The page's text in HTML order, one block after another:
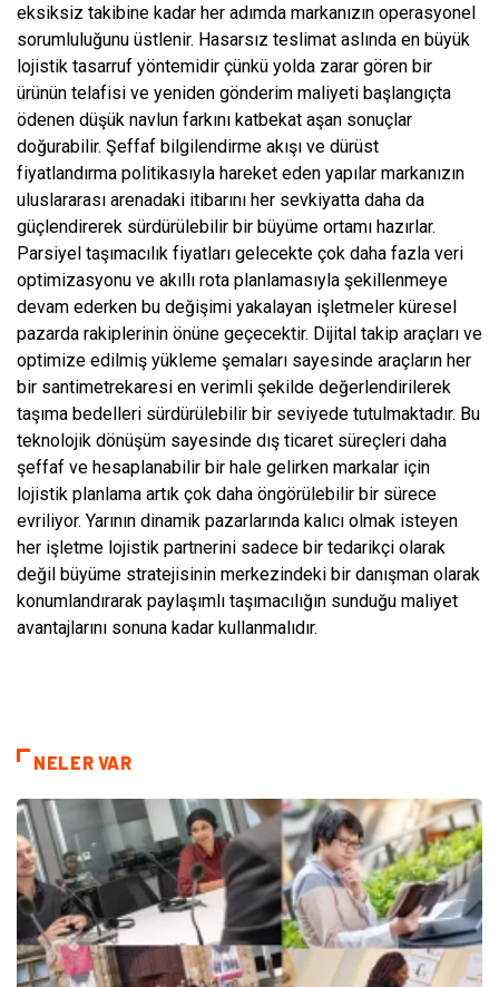
eksiksiz takibine kadar her adımda markanızın operasyonel
sorumluluğunu üstlenir. Hasarsız teslimat aslında en büyük
lojistik tasarruf yöntemidir çünkü yolda zarar gören bir
ürünün telafisi ve yeniden gönderim maliyeti başlangıçta
ödenen düşük navlun farkını katbekat aşan sonuçlar
doğurabilir. Şeffaf bilgilendirme akışı ve dürüst
fiyatlandırma politikasıyla hareket eden yapılar markanızın
uluslararası arenadaki itibarını her sevkiyatta daha da
güçlendirerek sürdürülebilir bir büyüme ortamı hazırlar.
Parsiyel taşımacılık fiyatları gelecekte çok daha fazla veri
optimizasyonu ve akıllı rota planlamasıyla şekillenmeye
devam ederken bu değişimi yakalayan işletmeler küresel
pazarda rakiplerinin önüne geçecektir. Dijital takip araçları ve
optimize edilmiş yükleme şemaları sayesinde araçların her
bir santimetrekaresi en verimli şekilde değerlendirilerek
taşıma bedelleri sürdürülebilir bir seviyede tutulmaktadır. Bu
teknolojik dönüşüm sayesinde dış ticaret süreçleri daha
şeffaf ve hesaplanabilir bir hale gelirken markalar için
lojistik planlama artık çok daha öngörülebilir bir sürece
evriliyor. Yarının dinamik pazarlarında kalıcı olmak isteyen
her işletme lojistik partnerini sadece bir tedarikçi olarak
değil büyüme stratejisinin merkezindeki bir danışman olarak
konumlandırarak paylaşımlı taşımacılığın sunduğu maliyet
avantajlarını sonuna kadar kullanmalıdır.
NELER VAR